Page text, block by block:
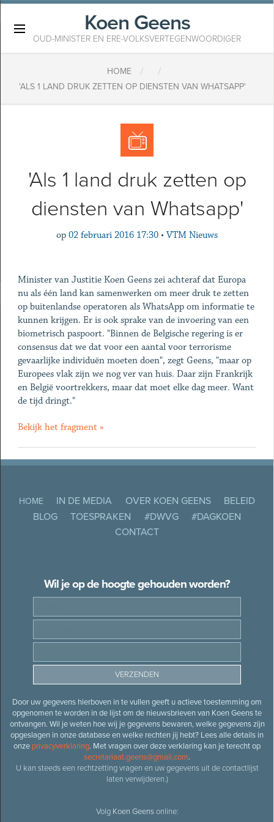
Koen Geens
OUD-MINISTER EN ERE-VOLKSVERTEGENWOORDIGER
HOME / /
'ALS 1 LAND DRUK ZETTEN OP DIENSTEN VAN WHATSAPP'
'Als 1 land druk zetten op
diensten van Whatsapp'
op 02 februari 2016 17:30 • VTM Nieuws
Minister van Justitie Koen Geens zei achteraf dat Europa
nu als één land kan samenwerken om meer druk te zetten
op buitenlandse operatoren als WhatsApp om informatie te
kunnen krijgen. Er is ook sprake van de invoering van een
biometrisch paspoort. "Binnen de Belgische regering is er
consensus dat we dat voor een aantal voor terrorisme
gevaarlijke individuën moeten doen", zegt Geens, "maar op
Europees vlak zijn we nog ver van huis. Daar zijn Frankrijk
en België voortrekkers, maar dat moet elke dag meer. Want
de tijd dringt."
Bekijk het fragment »
HOME IN DE MEDIA OVER KOEN GEENS
BELEID
BLOG
TOESPRAKEN #DWVG
#DAGKOEN
CONTACT
Wil je op de hoogte gehouden worden?
Door uw gegevens hierboven in te vullen geeft u actieve toestemming om
opgenomen te worden in de lijst om de nieuwsbrieven van Koen Geens te
ontvangen. Wil je weten hoe wij je gegevens bewaren, welke gegevens zijn
opgeslagen in onze database en welke rechten jij hebt? Lees alle details in
onze privacyverklaring. Met vragen over deze verklaring kan je terecht op
secretariaat.geens@gmail.com.
U kan steeds een rechtzetting vragen en uw gegevens uit de contactlijst
laten verwijderen.)
Volg Koen Geensonline: